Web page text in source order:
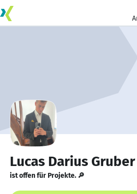
Lucas Darius Gruber
ist offen für Projekte. 🔎